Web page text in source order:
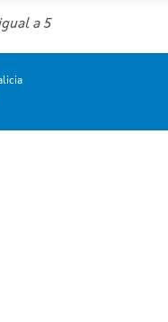
a 5